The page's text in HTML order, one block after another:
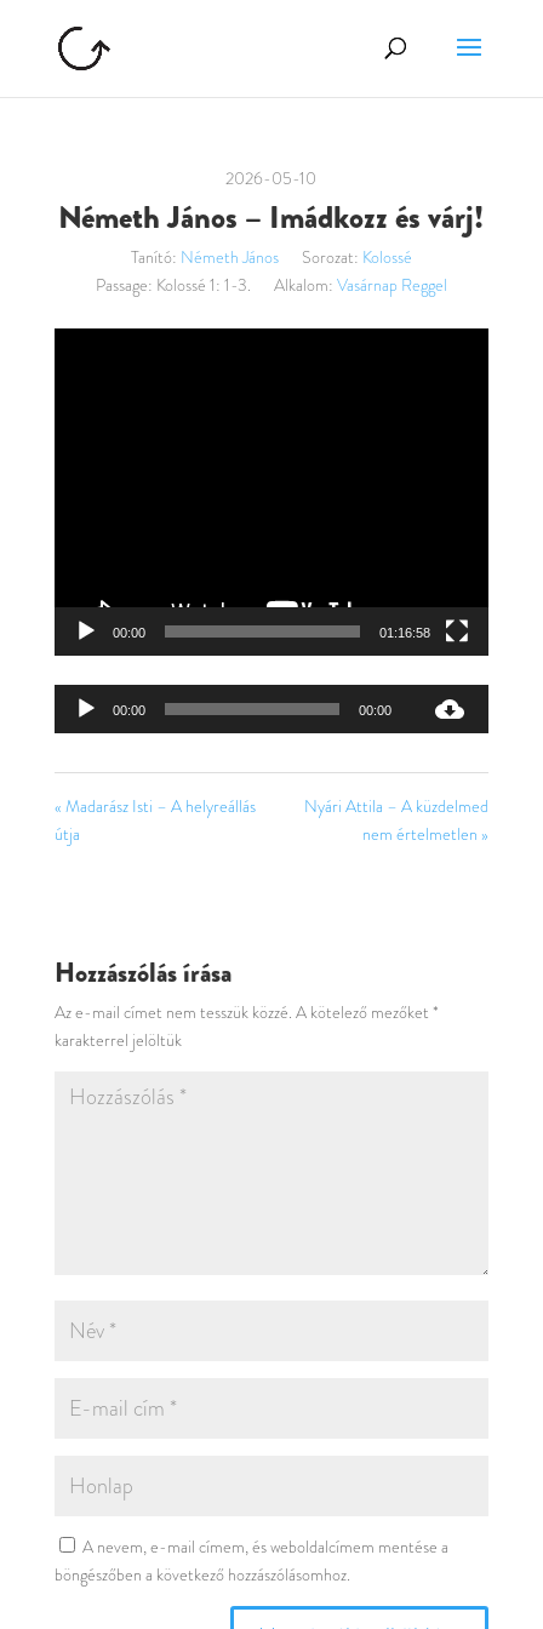
2026-05-10
Németh János – Imádkozz és várj!
Tanító: Németh János Sorozat: Kolossé
Passage: Kolossé 1: 1-3. Alkalom: Vasárnap Reggel
00:00 01:16:58
Audió
00:00 00:00
« Madarász Isti – A helyreállás
útja
Nyári Attila – A küzdelmed
nem értelmetlen »
Hozzászólás írása
Az e-mail címet nem tesszük közzé. A kötelező mezőket *
karakterrel jelöltük
A nevem, e-mail címem, és weboldalcímem mentése a
böngészőben a következő hozzászólásomhoz.